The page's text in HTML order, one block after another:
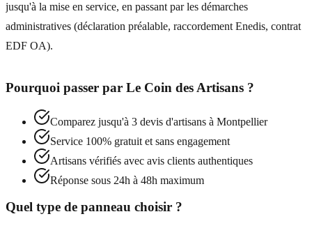
jusqu'à la mise en service, en passant par les démarches
administratives (déclaration préalable, raccordement Enedis, contrat
EDF OA).
Pourquoi passer par Le Coin des Artisans ?
Comparez jusqu'à 3 devis d'artisans à Montpellier
Service 100% gratuit et sans engagement
Artisans vérifiés avec avis clients authentiques
Réponse sous 24h à 48h maximum
Quel type de panneau choisir ?